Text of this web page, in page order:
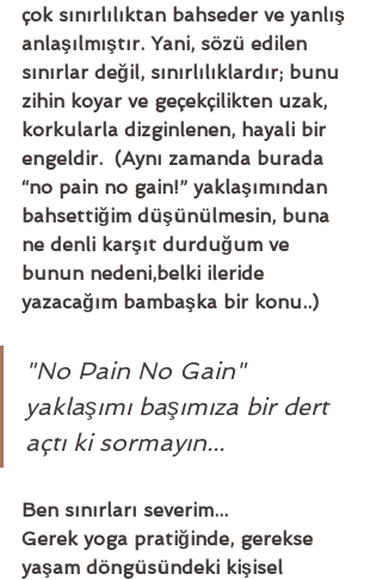
çok sınırlılıktan bahseder ve yanlış
anlaşılmıştır. Yani, sözü edilen
sınırlar değil, sınırlılıklardır; bunu
zihin koyar ve geçekçilikten uzak,
korkularla dizginlenen, hayali bir
engeldir.  (Aynı zamanda burada
“no pain no gain!” yaklaşımından
bahsettiğim düşünülmesin, buna
ne denli karşıt durduğum ve
bunun nedeni,belki ileride
yazacağım bambaşka bir konu..)
"No Pain No Gain"
yaklaşımı başımıza bir dert
açtı ki sormayın...
Ben sınırları severim...
Gerek yoga pratiğinde, gerekse
yaşam döngüsündeki kişisel